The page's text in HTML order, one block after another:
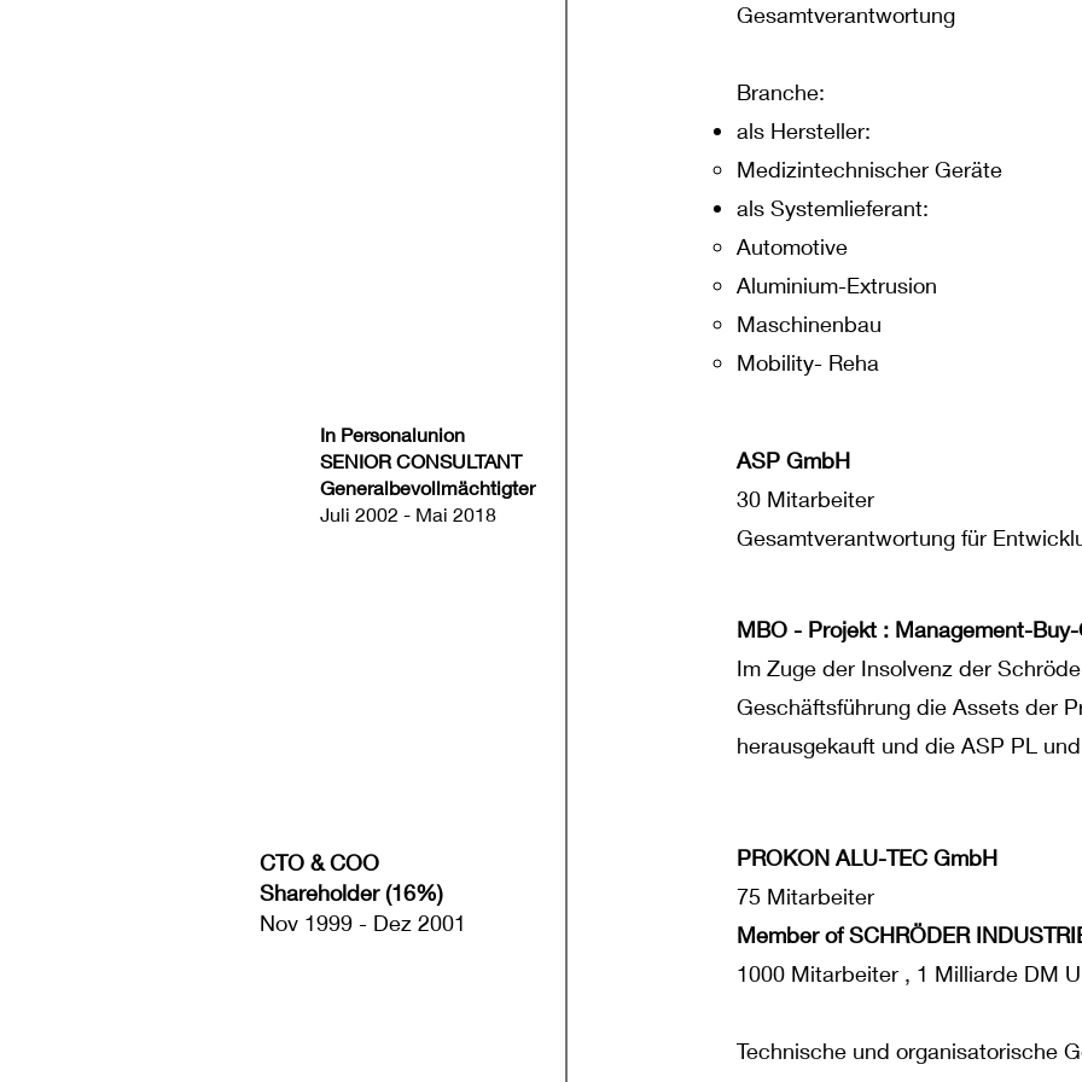
In Personalunion
SENIOR CONSULTANT
Generalbevollmächtigter
Juli 2002 - Mai 2018
CTO & COO
Shareholder (16%)
Nov 1999 - Dez 2001
Gesamtverantwortung
Branche:
als Hersteller:
Medizintechnischer Geräte
als Systemlieferant:
Automotive
Aluminium-Extrusion
Maschinenbau
Mobility- Reha
ASP GmbH
30 Mitarbeiter
Gesamtverantwortung für
MBO - Projekt : Management-
Im Zuge der Insolvenz der
Geschäftsführung die Assets der
herausgekauft und die ASP PL
PROKON ALU-TEC GmbH
75 Mitarbeiter
Member of SCHRÖDER
1000 Mitarbeiter , 1 Milliarde DM
Technische und organisatorische